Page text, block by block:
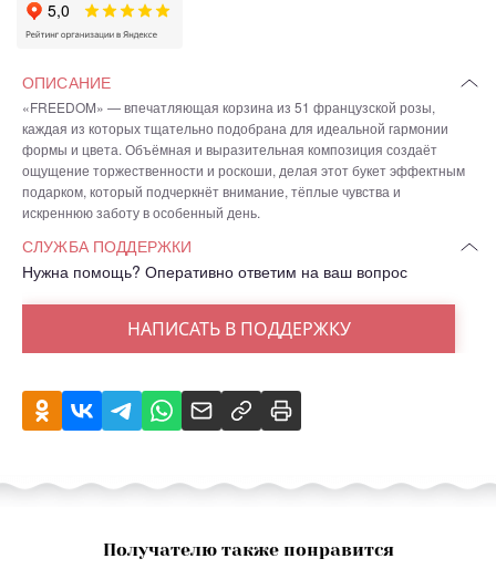
ОПИСАНИЕ
«FREEDOM» — впечатляющая корзина из 51 французской розы,
каждая из которых тщательно подобрана для идеальной гармонии
формы и цвета. Объёмная и выразительная композиция создаёт
ощущение торжественности и роскоши, делая этот букет эффектным
подарком, который подчеркнёт внимание, тёплые чувства и
искреннюю заботу в особенный день.
СЛУЖБА ПОДДЕРЖКИ
Нужна помощь? Оперативно ответим на ваш вопрос
НАПИСАТЬ В ПОДДЕРЖКУ
Получателю также понравится